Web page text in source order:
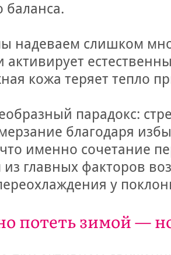
баланса.
надеваем слишком
активирует
кожа теряет тепло
парадокс:
благодаря
именно сочетание
из главных факторов
у
потеть зимой —